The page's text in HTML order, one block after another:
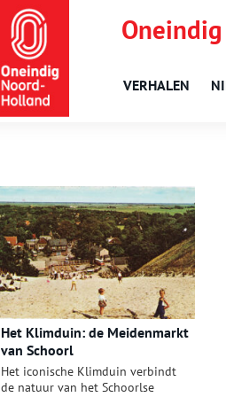
VERHALEN
Het Klimduin: de Meidenmarkt
van Schoorl
Het iconische Klimduin verbindt
de natuur van het Schoorlse